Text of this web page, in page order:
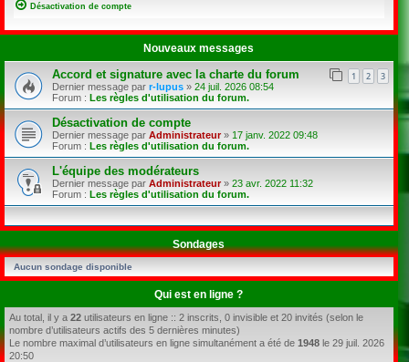
Désactivation de compte
Nouveaux messages
Accord et signature avec la charte du forum 1 2 3
Dernier message par r-lupus » 24 juil. 2026 08:54
Forum : Les règles d'utilisation du forum.
Désactivation de compte
Dernier message par Administrateur» 17 janv. 2022 09:48
Forum : Les règles d'utilisation du forum.
L'équipe des modérateurs
Dernier message par Administrateur» 23 avr. 2022 11:32
Forum : Les règles d'utilisation du forum.
Sondages
Aucun sondage disponible
Qui est en ligne ?
Au total, il y a 22 utilisateurs en ligne :: 2 inscrits, 0 invisible et 20 invités (selon le
nombre d’utilisateurs actifs des 5 dernières minutes)
Le nombre maximal d’utilisateurs en ligne simultanément a été de 1948 le 29 juil. 2026
20:50